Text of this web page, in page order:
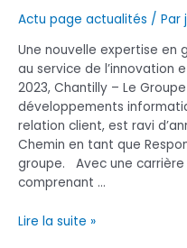
Actu page actualités / Par
Une nouvelle expertise en
au service de l’innovation
2023, Chantilly – Le
développements
relation client, est ravi
Chemin en tant que
groupe. Avec une
comprenant …
Franck
Lire la suite »